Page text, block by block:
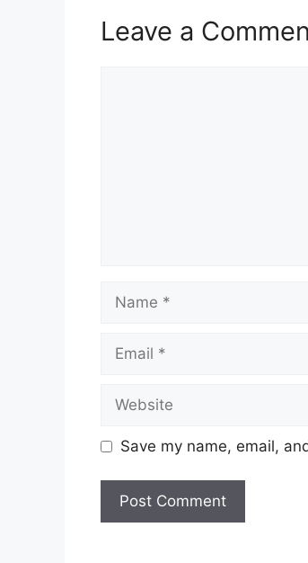
Leave a
Save my name, email,